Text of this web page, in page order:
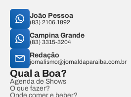
João Pessoa
(83) 2106.1892
Campina Grande
(83) 3315-3204
Redação
jornalismo@jornaldaparaiba.com.br
Qual a Boa?
Agenda de Shows
O que fazer?
Onde comer e beber?